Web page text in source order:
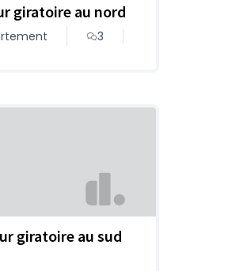
giratoire au nord
3
giratoire au sud